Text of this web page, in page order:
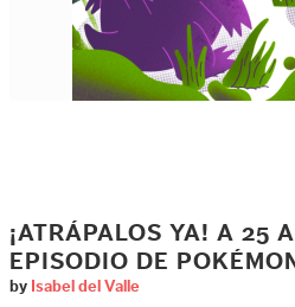
¡ATRÁPALOS YA! A 25
EPISODIO DE POKÉMON
by Isabel del Valle